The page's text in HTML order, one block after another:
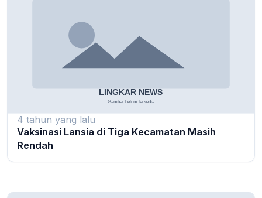
4 tahun yang lalu
Vaksinasi Lansia di Tiga Kecamatan Masih
Rendah